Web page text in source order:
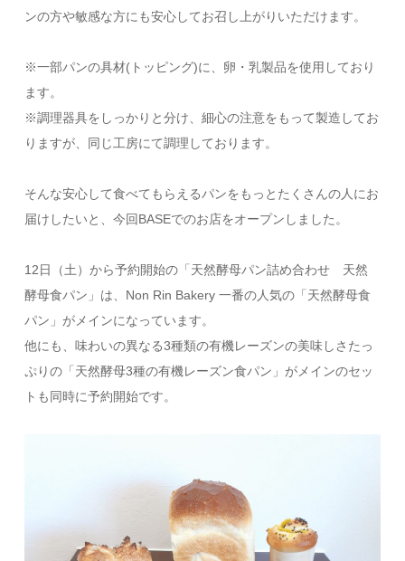
ンの方や敏感な方にも安心してお召し上がりいただけます。
※一部パンの具材(トッピング)に、卵・乳製品を使用しており
ます。
※調理器具をしっかりと分け、細心の注意をもって製造してお
りますが、同じ工房にて調理しております。
そんな安心して食べてもらえるパンをもっとたくさんの人にお
届けしたいと、今回BASEでのお店をオープンしました。
12日（土）から予約開始の「天然酵母パン詰め合わせ 天然
酵母食パン」は、Non Rin Bakery 一番の人気の「天然酵母食
パン」がメインになっています。
他にも、味わいの異なる3種類の有機レーズンの美味しさたっ
ぷりの「天然酵母3種の有機レーズン食パン」がメインのセッ
トも同時に予約開始です。